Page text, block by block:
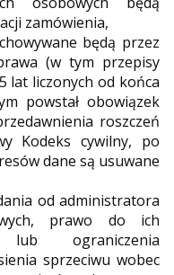
zamówienia,
będą przez
(w tym przepisy
lat liczonych od końca
powstał obowiązek
roszczeń
Kodeks cywilny, po
dane są usuwane
od administratora
prawo do ich
lub ograniczenia
sprzeciwu wobec